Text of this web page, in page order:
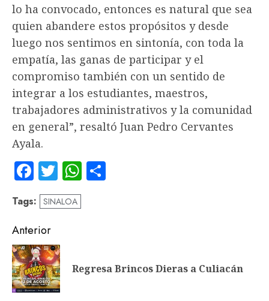
lo ha convocado, entonces es natural que sea
quien abandere estos propósitos y desde
luego nos sentimos en sintonía, con toda la
empatía, las ganas de participar y el
compromiso también con un sentido de
integrar a los estudiantes, maestros,
trabajadores administrativos y la comunidad
en general”, resaltó Juan Pedro Cervantes
Ayala.
Facebook
TwitterWhatsApp
Tags: SINALOA
Navegación
de
entradas
Anterior
Regresa Brincos Dieras a Culiacán